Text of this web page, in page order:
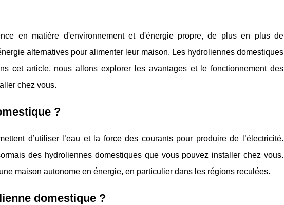
en matière d'environnement et d'énergie propre, de plus en plus de
alternatives pour alimenter leur maison. Les hydroliennes domestiques
cet article, nous allons explorer les avantages et le fonctionnement des
chez vous.
?
d’utiliser l’eau et la force des courants pour produire de l’électricité.
des hydroliennes domestiques que vous pouvez installer chez vous.
maison autonome en énergie, en particulier dans les régions reculées.
domestique ?